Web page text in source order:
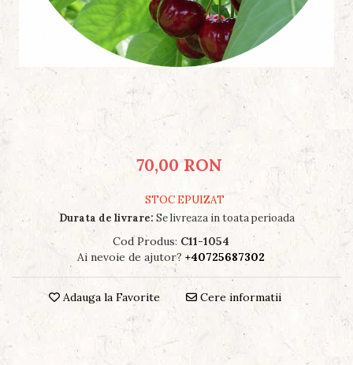
70,00 RON
STOC EPUIZAT
Durata de livrare: Se livreaza in toata perioada
Cod Produs: C11-1054
Ai nevoie de ajutor? +40725687302
Adauga la Favorite Cere informatii